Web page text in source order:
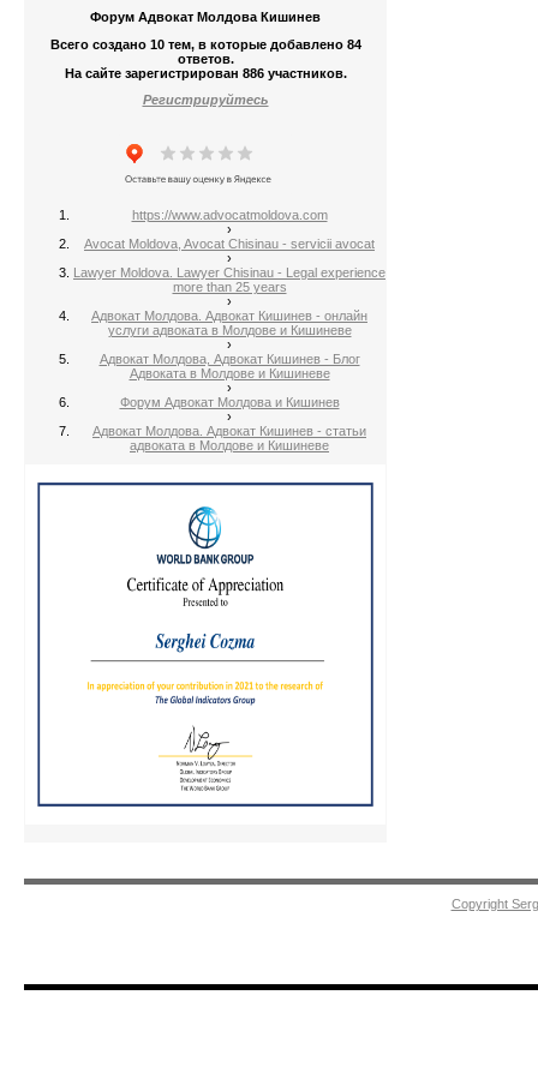
Форум Адвокат Молдова Кишинев
Всего создано 10 тем, в которые добавлено 84
ответов.
На сайте зарегистрирован 886 участников.
Регистрируйтесь
https://www.advocatmoldova.com
›
Avocat Moldova, Avocat Chisinau - servicii avocat
›
Lawyer Moldova. Lawyer Chisinau - Legal experience
more than 25 years
›
Адвокат Молдова. Адвокат Кишинев - онлайн
услуги адвоката в Молдове и Кишиневе
›
Адвокат Молдова, Адвокат Кишинев - Блог
Адвоката в Молдове и Кишиневе
›
Форум Адвокат Молдова и Кишинев
›
Адвокат Молдова. Адвокат Кишинев - статьи
адвоката в Молдове и Кишиневе
Copyright